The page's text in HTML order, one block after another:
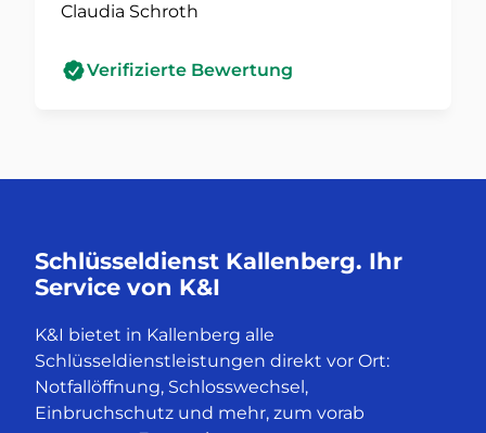
Claudia Schroth
Verifizierte Bewertung
Schlüsseldienst Kallenberg. Ihr
Service von K&I
K&I bietet in Kallenberg alle
Schlüsseldienstleistungen direkt vor Ort:
Notfallöffnung, Schlosswechsel,
Einbruchschutz und mehr, zum vorab